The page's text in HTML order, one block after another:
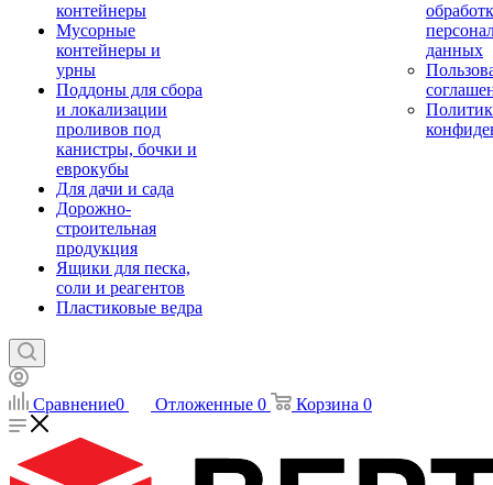
контейнеры
Мусорные
контейнеры и
урны
Поддоны для сбора
и локализации
проливов под
канистры, бочки и
еврокубы
Для дачи и сада
Дорожно-
строительная
продукция
Ящики для песка,
соли и реагентов
Пластиковые ведра
данных
Сравнение0 Отложенные 0 Корзина 0